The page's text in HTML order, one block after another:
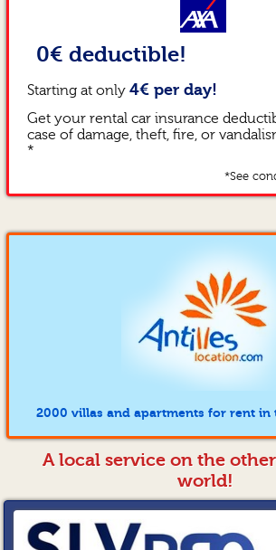
0€ deductible!
Starting at only 4€ per day!
Get your rental car insurance
case of damage, theft, fire, or
*
*See
2000 villas and apartments for rent in
A local service on the
world!